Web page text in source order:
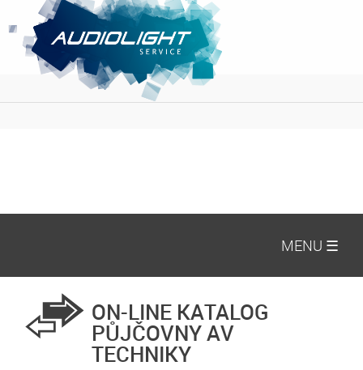
MENU ☰
ON-LINE KATALOG
PŮJČOVNY AV
TECHNIKY